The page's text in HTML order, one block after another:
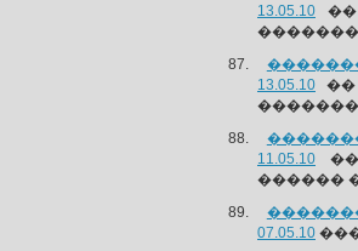
13.05.10 ��
13.05.10 ��
11.05.10 ��
������
07.05.10